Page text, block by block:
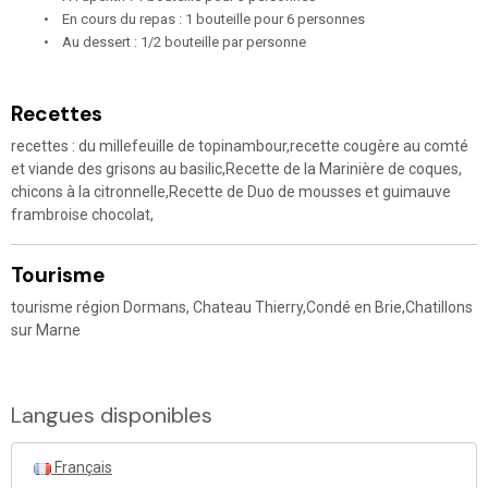
• En cours du repas : 1 bouteille pour 6 personnes
• Au dessert : 1/2 bouteille par personne
Recettes
recettes : du millefeuille de topinambour,recette cougère au comté
et viande des grisons au basilic,Recette de la Marinière de coques,
chicons à la citronnelle,Recette de Duo de mousses et guimauve
frambroise chocolat,
Tourisme
tourisme région Dormans, Chateau Thierry,Condé en Brie,Chatillons
sur Marne
Langues disponibles
Français